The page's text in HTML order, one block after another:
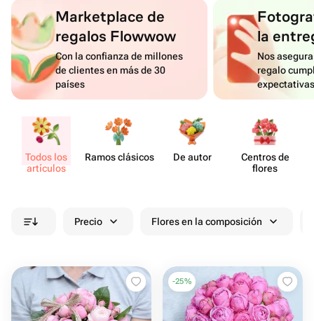
Marketplace de
regalos Flowwow
Con la confianza de millones
de clientes en más de 30
países
la
Nos
regalo
Todos los
artículos
Ramos clásicos De autor
Centros de
flores
Precio Flores en la composición
-25%